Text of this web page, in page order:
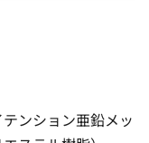
ンション亜鉛メッ